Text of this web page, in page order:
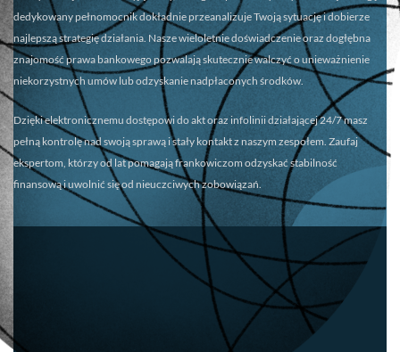
dedykowany pełnomocnik dokładnie przeanalizuje Twoją sytuację i dobierze
najlepszą strategię działania. Nasze wieloletnie doświadczenie oraz dogłębna
znajomość prawa bankowego pozwalają skutecznie walczyć o unieważnienie
niekorzystnych umów lub odzyskanie nadpłaconych środków.
Dzięki elektronicznemu dostępowi do akt oraz infolinii działającej 24/7 masz
pełną kontrolę nad swoją sprawą i stały kontakt z naszym zespołem. Zaufaj
ekspertom, którzy od lat pomagają frankowiczom odzyskać stabilność
finansową i uwolnić się od nieuczciwych zobowiązań.